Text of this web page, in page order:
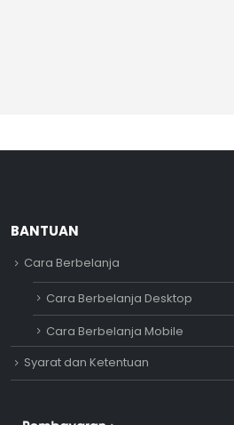
BANTUAN
Cara Berbelanja
Cara Berbelanja Desktop
Cara Berbelanja Mobile
Syarat dan Ketentuan
Adipati
Online